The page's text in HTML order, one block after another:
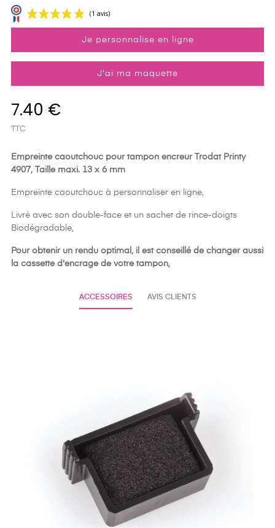
Je personnalise en ligne
J'ai ma maquette
7.40 €
TTC
Empreinte caoutchouc pour tampon encreur Trodat Printy
4907, Taille maxi. 13 x 6 mm
Empreinte caoutchouc à personnaliser en ligne,
Livré avec son double-face et un sachet de rince-doigts
Biodégradable,
Pour obtenir un rendu optimal, il est conseillé de changer aussi
la cassette d'encrage de votre tampon,
ACCESSOIRES AVIS CLIENTS